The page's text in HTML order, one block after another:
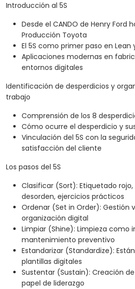
Introducción al 5S
Desde el CANDO de Henry Ford
Producción Toyota
El 5S como primer paso en
Aplicaciones modernas en
entornos digitales
Identificación de desperdicios y
trabajo
Comprensión de los 8
Cómo ocurre el desperdicio y
Vinculación del 5S con la
satisfacción del cliente
Los pasos del 5S
Clasificar (Sort): Etiquetado
desorden, ejercicios prácticos
Ordenar (Set in Order): Gestión
organización digital
Limpiar (Shine): Limpieza como
mantenimiento preventivo
Estandarizar (Standardize):
plantillas digitales
Sustentar (Sustain): Creación
papel de liderazgo